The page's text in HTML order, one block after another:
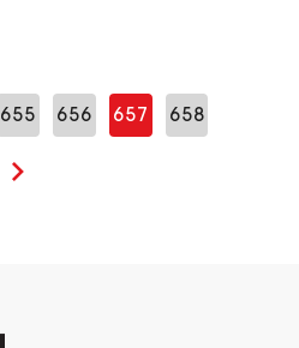
655 656 657 658
Seuraava sivu